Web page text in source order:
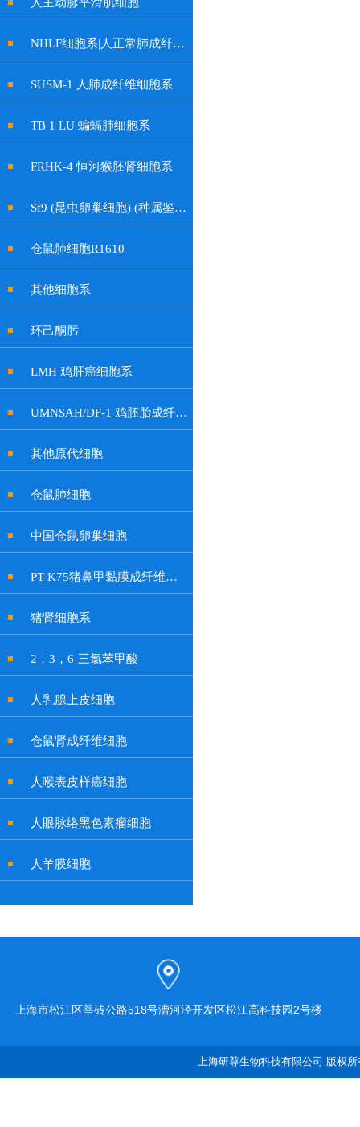
NHLF细胞系|人正常肺成纤维细胞
SUSM-1 人肺成纤维细胞系
TB 1 LU 蝙蝠肺细胞系
FRHK-4 恒河猴胚肾细胞系
Sf9 (昆虫卵巢细胞) (种属鉴定正确)
仓鼠肺细胞R1610
其他细胞系
环己酮肟
LMH 鸡肝癌细胞系
UMNSAH/DF-1 鸡胚胎成纤维细胞系
其他原代细胞
仓鼠肺细胞
中国仓鼠卵巢细胞
PT-K75猪鼻甲黏膜成纤维贴壁细胞系
猪肾细胞系
2，3，6-三氯苯甲酸
人乳腺上皮细胞
仓鼠肾成纤维细胞
人喉表皮样癌细胞
人眼脉络黑色素瘤细胞
人羊膜细胞
上海市松江区莘砖公路518号漕河泾开发区松江高科技园2号楼
上海研尊生物科技有限公司 版权